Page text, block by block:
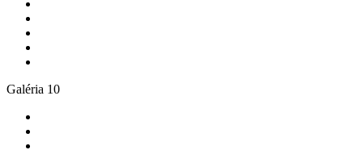
Galéria 10